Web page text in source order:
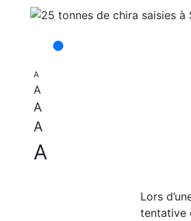
A
A
A
A
A
Lors
tentative